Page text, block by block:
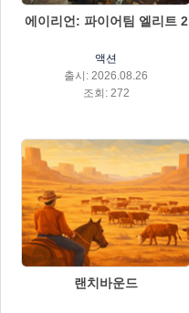
에이리언: 파이어팀 엘리트 2
액션
출시: 2026.08.26
조회: 272
랜치바운드